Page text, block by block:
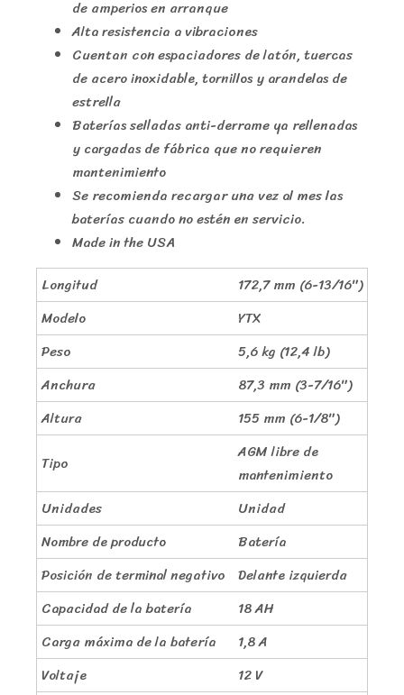
de amperios en arranque
Alta resistencia a vibraciones
Cuentan con espaciadores de latón, tuercas
de acero inoxidable, tornillos y arandelas de
estrella
Baterías selladas anti-derrame ya rellenadas
y cargadas de fábrica que no requieren
mantenimiento
Se recomienda recargar una vez al mes las
baterías cuando no estén en servicio.
Made in the USA
Longitud
172,7 mm (6-13/16″)
Modelo
YTX
Peso
5,6 kg (12,4 lb)
Anchura
87,3 mm (3-7/16″)
Altura
155 mm (6-1/8″)
Tipo
AGM libre de
mantenimiento
Unidades
Unidad
Nombre de producto
Batería
Posición de terminal negativo Delante izquierda
Capacidad de la batería
18 AH
Carga máxima de la batería
1,8 A
Voltaje
12 V